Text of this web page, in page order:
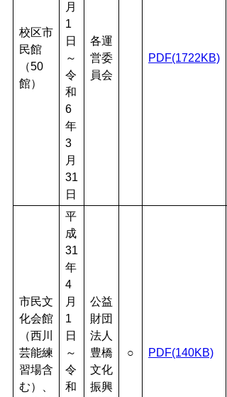
校区市
民館
（50
館）
月
1
日
～
令
和
6
年
3
月
31
日
各運
営委
員会
PDF(1722KB)
市民文
化会館
（西川
芸能練
習場含
む）、
平
成
31
年
4
月
1
日
～
令
和
公益
財団
法人
豊橋
文化
振興
○ PDF(140KB)